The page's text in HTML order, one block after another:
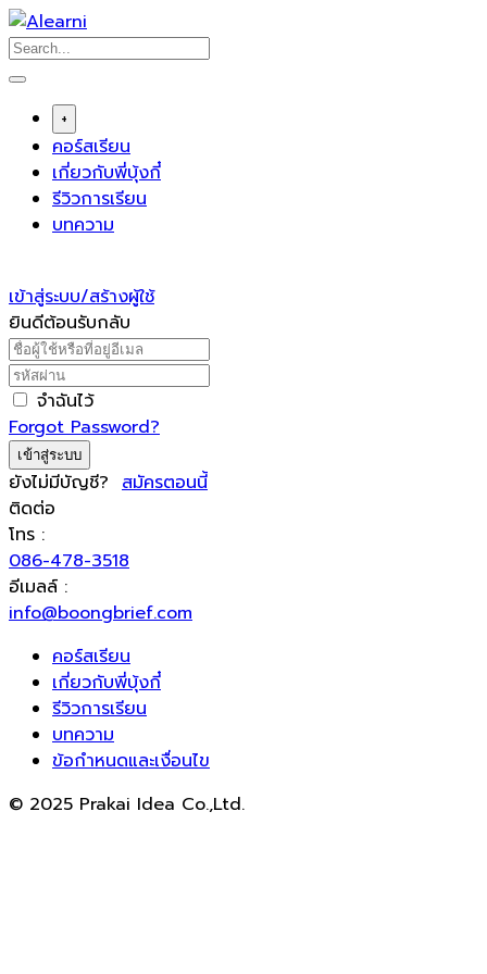
Skip
to
content
+
คอร์สเรียน
เกี่ยวกับพี่บุ้งกี๋
รีวิวการเรียน
บทความ
เข้าสู่ระบบ/สร้างผู้ใช้
ยินดีต้อนรับกลับ
จำฉันไว้
Forgot Password?
เข้าสู่ระบบ
ยังไม่มีบัญชี? สมัครตอนนี้
ติดต่อ
โทร :
086-478-3518
อีเมลล์ :
info@boongbrief.com
คอร์สเรียน
เกี่ยวกับพี่บุ้งกี๋
รีวิวการเรียน
บทความ
ข้อกำหนดและเงื่อนไข
© 2025 Prakai Idea Co.,Ltd.